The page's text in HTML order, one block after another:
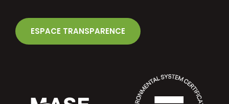
ESPACE TRANSPARENCE